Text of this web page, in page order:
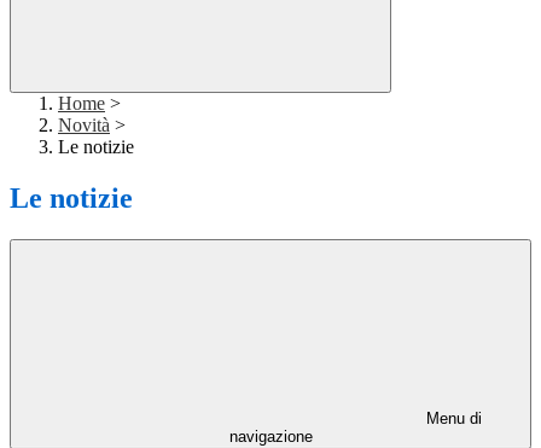
Home >
Novità >
Le notizie
Le notizie
Menu di
navigazione